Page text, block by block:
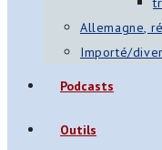
Allemagne,
Importé/
Podcasts
Outils